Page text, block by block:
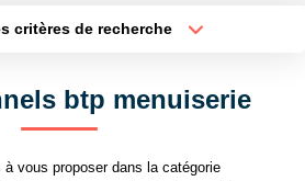
critères de recherche
Budget max
Créer une alerte
btp menuiserie
vous proposer dans la catégorie